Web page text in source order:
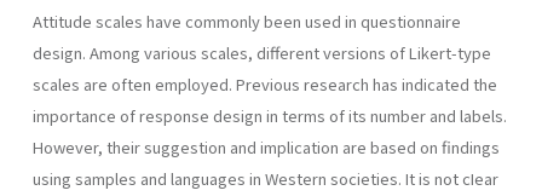
Attitude scales have commonly been used in questionnaire
design. Among various scales, different versions of Likert-type
scales are often employed. Previous research has indicated the
importance of response design in terms of its number and labels.
However, their suggestion and implication are based on findings
using samples and languages in Western societies. It is not cIear